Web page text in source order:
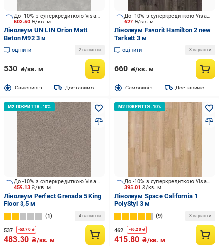
503.50₴/кв. м
До -10% з суперкредиткою Visa Вигода
Лінолеум UNILIN Orion Matt
Beton M92 3 м
оцінити 2 варіанти
530 ₴/кв. м
Cамовивіз Доставимо
627 ₴/кв. м
До -10% з суперкредиткою Visa Вигода
Лінолеум Favorit Hamilton 2 new
Tarkett 3 м
оцінити 3 варіанти
660 ₴/кв. м
Cамовивіз Доставимо
459.13₴/кв. м
До -10% з суперкредиткою Visa Вигода
Лінолеум Perfect Grenada 5 King
Floor 3,5 м
1 4 варіанти
537 -53.70₴
483.30 ₴/кв. м
395.01₴/кв. м
До -10% з суперкредиткою Visa Вигода
Лінолеум Space California 1
PolyStyl 3 м
9 3 варіанти
462 -46.20₴
415.80 ₴/кв. м